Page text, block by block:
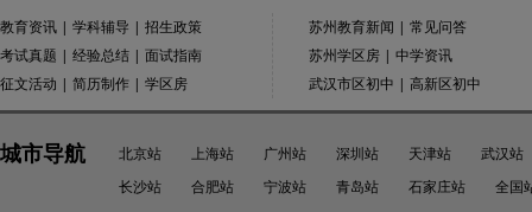
教育资讯 学科辅导
招生政策
考试真题
经验总结
面试指南
征文活动
简历制作 学区房
苏州教育新闻
常见问答
苏州学区房
中学资讯
武汉市区初中
高新区初中
城市导航 北京站 上海站 广州站 深圳站 天津站
武汉站
长沙站
合肥站 宁波站 青岛站 石家庄站 全国